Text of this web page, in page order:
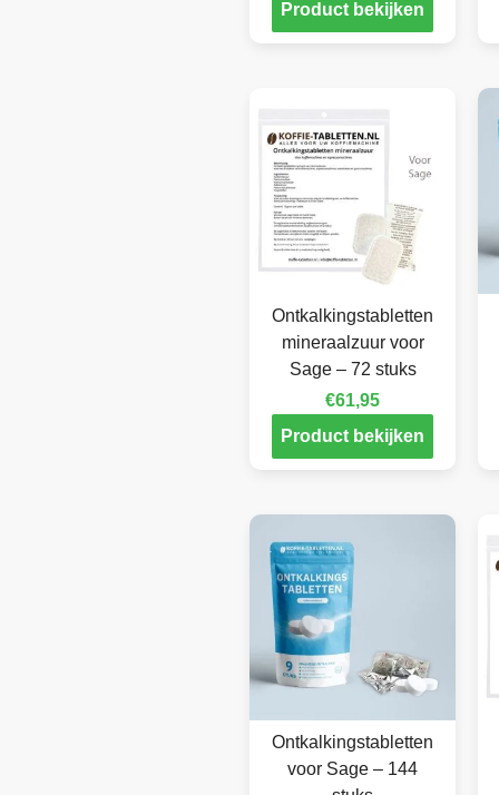
Product bekijken
Ontkalkingstabletten
mineraalzuur voor
Sage – 72 stuks
€61,95
Product bekijken
Ontkalkingstabletten
voor Sage – 144